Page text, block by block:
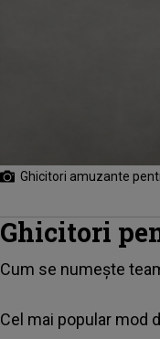
Ghicitori amuzante
Ghicitori
Cum se numește
Cel mai popular mod